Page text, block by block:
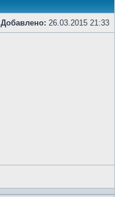
Добавлено: 26.03.2015 21:33